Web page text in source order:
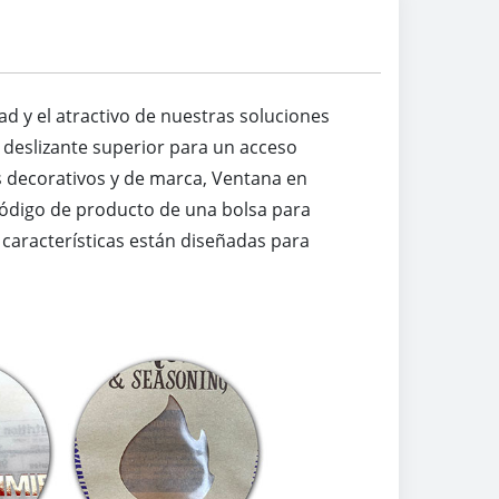
y el atractivo de nuestras soluciones
superior para un acceso
y de marca, Ventana en
de producto de una bolsa para
están diseñadas para